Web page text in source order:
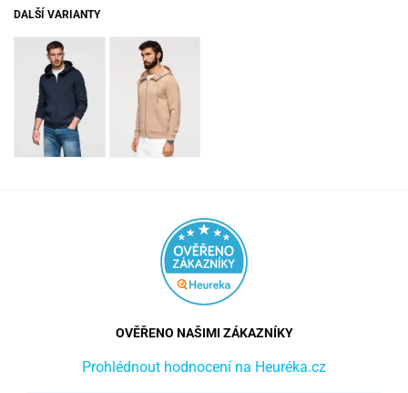
DALŠÍ VARIANTY
OVĚŘENO NAŠIMI ZÁKAZNÍKY
Prohlédnout hodnocení na Heuréka.cz